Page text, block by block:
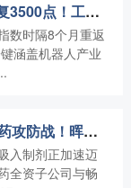
鸿泰利创配资 上证指数收复3500点！工业母机ETF飙涨，领跑机器人国产替代潮
数时隔8个月重返
涵盖机器人产业
天津配资大本营 30亿畅销药攻防战！晖致首仿，华东突袭，AZ还能守住霸主地位？
入制剂正加速迈
全资子公司与畅